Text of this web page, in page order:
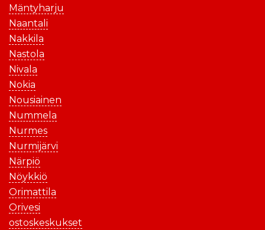
Mäntyharju
Naantali
Nakkila
Nastola
Nivala
Nokia
Nousiainen
Nummela
Nurmes
Nurmijärvi
Närpiö
Nöykkiö
Orimattila
Orivesi
ostoskeskukset